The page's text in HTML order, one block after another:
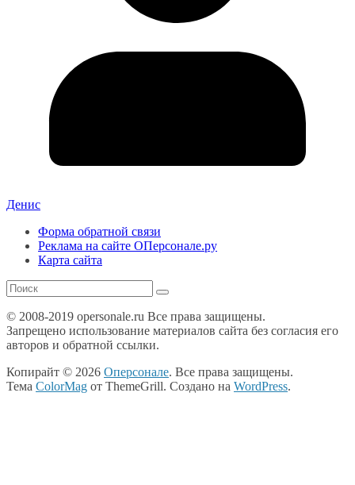
Денис
Форма обратной связи
Реклама на сайте ОПерсонале.ру
Карта сайта
© 2008-2019 opersonale.ru Все права защищены.
Запрещено использование материалов сайта без согласия его
авторов и обратной ссылки.
Копирайт © 2026 Оперсонале. Все права защищены.
Тема ColorMag от ThemeGrill. Создано на WordPress.